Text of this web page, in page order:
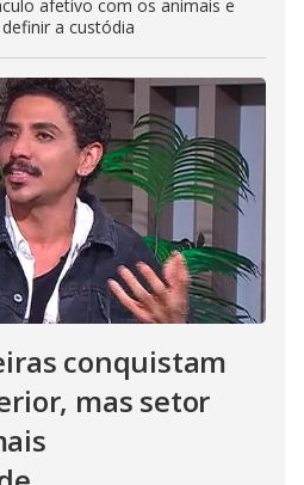
afetivo com os animais e
a custódia
conquistam
mas setor